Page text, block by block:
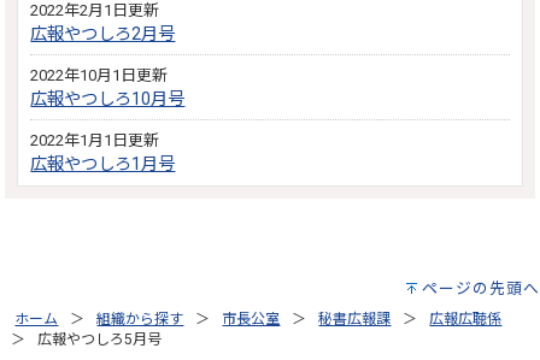
2022年2月1日更新
広報やつしろ2月号
2022年10月1日更新
広報やつしろ10月号
2022年1月1日更新
広報やつしろ1月号
ページの先頭へ
ホーム 組織から探す 市長公室 秘書広報課
広報広聴係
広報やつしろ5月号